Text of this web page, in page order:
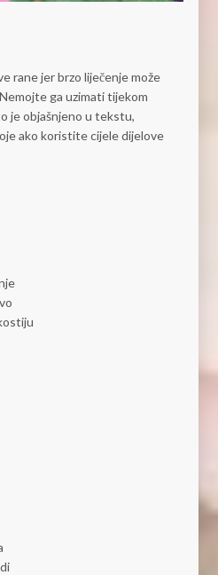
rane jer brzo liječenje može
ga uzimati tijekom
je objašnjeno u tekstu,
ako koristite cijele dijelove